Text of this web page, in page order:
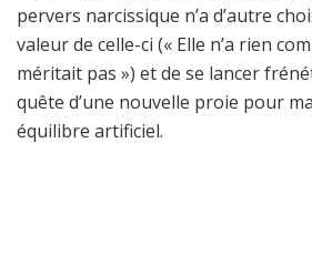
pervers narcissique n’a d’autre
valeur de celle-ci (« Elle n’a rien
méritait pas ») et de se lancer
quête d’une nouvelle proie pour
équilibre artificiel.